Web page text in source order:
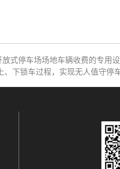
停车场场地车辆收费的专用设
下锁车过程，实现无人值守停